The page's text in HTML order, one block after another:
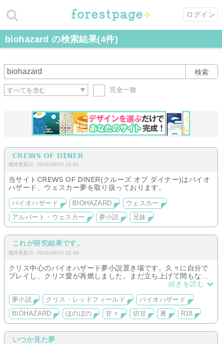
ログイン
biohazard の検索結果(4件)
検索
完全一致
𝗖𝗥𝗘𝗪𝗦 𝗢𝗙 𝗗𝗜𝗡𝗘𝗥
最終更新日: 2026/08/05 22:46
当サイトCREWS OF DINER(クルーズ オブ ダイナー)はバイオ
ハザード、ウェスカー夢を取り扱っております。
バイオハザード BIOHAZARD
ウェスカー
アルバート・ウェスカー
夢小説 兄妹
これが研究結果です。
最終更新日: 2026/08/05 02:48
クリス中心のバイオハザード夢小説置き場です。久々に自分で
プレイし、クリス愛が再燃しました。まだ立ち上げて間もない
続きを読む
夢小説 クリス・レッドフィールド
バイオハザード
BIOHAZARD
ほのぼの 甘々 切甘 裏 R18
いつか見た夢